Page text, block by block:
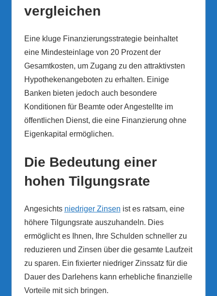
vergleichen
Eine kluge Finanzierungsstrategie beinhaltet
eine Mindesteinlage von 20 Prozent der
Gesamtkosten, um Zugang zu den attraktivsten
Hypothekenangeboten zu erhalten. Einige
Banken bieten jedoch auch besondere
Konditionen für Beamte oder Angestellte im
öffentlichen Dienst, die eine Finanzierung ohne
Eigenkapital ermöglichen.
Die Bedeutung einer
hohen Tilgungsrate
Angesichts niedriger Zinsen ist es ratsam, eine
höhere Tilgungsrate auszuhandeln. Dies
ermöglicht es Ihnen, Ihre Schulden schneller zu
reduzieren und Zinsen über die gesamte Laufzeit
zu sparen. Ein fixierter niedriger Zinssatz für die
Dauer des Darlehens kann erhebliche finanzielle
Vorteile mit sich bringen.